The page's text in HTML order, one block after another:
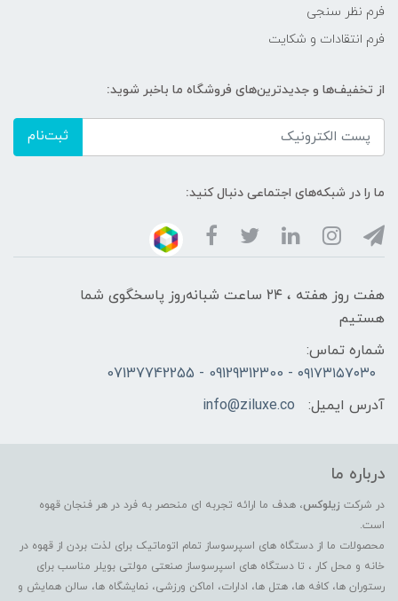
فرم نظر سنجی
فرم انتقادات و شکایت
از تخفیف‌ها و جدیدترین‌های فروشگاه ما باخبر شوید:
ثبت‌نام
ما را در شبکه‌های اجتماعی دنبال کنید:
هفت روز هفته ، ۲۴ ساعت شبانه‌روز پاسخگوی شما
هستیم
شماره تماس:
۰۹۱۷۳۱۵۷۰۳۰ - 09129312300 - 07137742255
آدرس ایمیل:
info@ziluxe.co
درباره ما
در شرکت زیلوکس، هدف ما ارائه تجربه ای منحصر به فرد در هر فنجان قهوه
است.
محصولات ما از دستگاه های اسپرسوساز تمام اتوماتیک برای لذت بردن از قهوه در
خانه و محل کار ، تا دستگاه های اسپرسوساز صنعتی مولتی بویلر مناسب برای
رستوران ها، کافه ها، هتل ها، ادارات، اماکن ورزشی، نمایشگاه ها، سالن همایش و